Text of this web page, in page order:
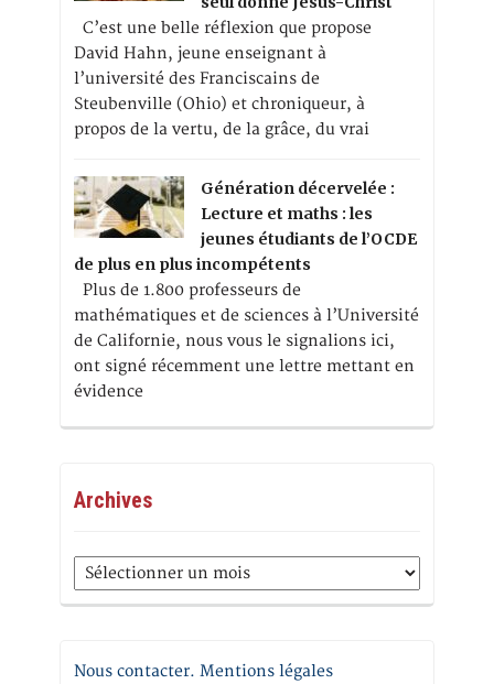
C’est une belle réflexion que propose
David Hahn, jeune enseignant à
l’université des Franciscains de
Steubenville (Ohio) et chroniqueur, à
propos de la vertu, de la grâce, du vrai
Génération décervelée :
Lecture et maths : les
jeunes étudiants de l’OCDE
de plus en plus incompétents
Plus de 1.800 professeurs de
mathématiques et de sciences à l’Université
de Californie, nous vous le signalions ici,
ont signé récemment une lettre mettant en
évidence
Archives
Archives
Nous contacter. Mentions légales